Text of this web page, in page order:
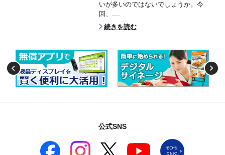
いが多いのではないでしょうか。今
回、....
続きを読む
公式SNS